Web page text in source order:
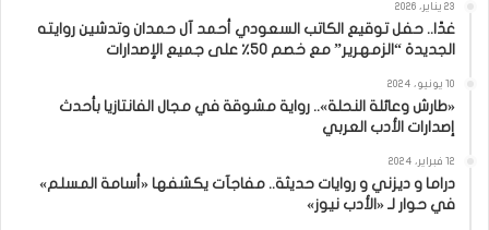
23 يناير، 2026
غدًا.. حفل توقيع الكاتب السعودي أحمد آل حمدان وتدشين روايته
الجديدة “الزمهرير” مع خصم 50٪ على جميع الإصدارات
10 يونيو، 2024
«طارش وعائلة النحلة».. رواية مشوقة في مجال الفانتازيا بأحدث
إصدارات الأدب العربي
12 فبراير، 2024
دراما و ديزني و روايات حديثة.. مفاجآت يكشفها «أسامة المسلم»
في حوار لـ «الأدب نيوز»